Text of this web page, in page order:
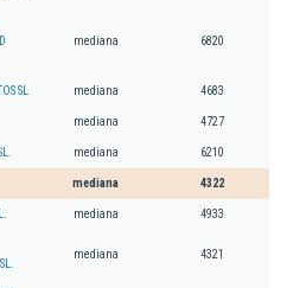
mediana 6820
SL mediana 4683
mediana 4727
mediana 6210
mediana 4322
mediana 4933
mediana 4321